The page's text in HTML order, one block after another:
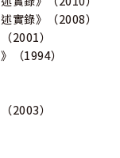
中會及大會的各項
來西亞、柬埔寨、
9月第三度進入台
中會溫哥華
段新的宣教學習，
錄》（2008）
2001）
1994）
2003）